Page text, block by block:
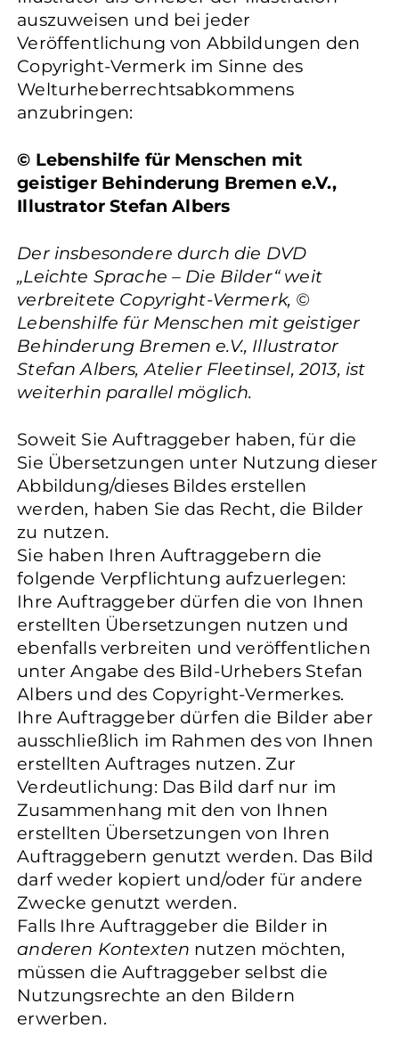
auszuweisen und bei jeder
Veröffentlichung von Abbildungen den
Copyright-Vermerk im Sinne des
Welturheberrechtsabkommens
anzubringen:
© Lebenshilfe für Menschen mit
geistiger Behinderung Bremen e.V.,
Illustrator Stefan Albers
Der insbesondere durch die DVD
„Leichte Sprache – Die Bilder“ weit
verbreitete Copyright-Vermerk, ©
Lebenshilfe für Menschen mit geistiger
Behinderung Bremen e.V., Illustrator
Stefan Albers, Atelier Fleetinsel, 2013, ist
weiterhin parallel möglich.
Soweit Sie Auftraggeber haben, für die
Sie Übersetzungen unter Nutzung dieser
Abbildung/dieses Bildes erstellen
werden, haben Sie das Recht, die Bilder
zu nutzen.
Sie haben Ihren Auftraggebern die
folgende Verpflichtung aufzuerlegen:
Ihre Auftraggeber dürfen die von Ihnen
erstellten Übersetzungen nutzen und
ebenfalls verbreiten und veröffentlichen
unter Angabe des Bild-Urhebers Stefan
Albers und des Copyright-Vermerkes.
Ihre Auftraggeber dürfen die Bilder aber
ausschließlich im Rahmen des von Ihnen
erstellten Auftrages nutzen. Zur
Verdeutlichung: Das Bild darf nur im
Zusammenhang mit den von Ihnen
erstellten Übersetzungen von Ihren
Auftraggebern genutzt werden. Das Bild
darf weder kopiert und/oder für andere
Zwecke genutzt werden.
Falls Ihre Auftraggeber die Bilder in
anderen Kontexten nutzen möchten,
müssen die Auftraggeber selbst die
Nutzungsrechte an den Bildern
erwerben.